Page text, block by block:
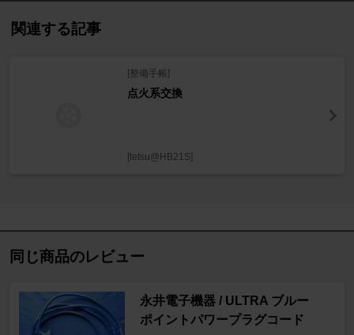
関連する記事
[整備手帳]
点火系交換
[tetsu@HB21S]
同じ商品のレビュー
永井電子機器 / ULTRA ブルー
ポイントパワープラグコード